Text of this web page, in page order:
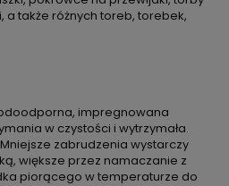
a także różnych toreb, torebek,
impregnowana
w czystości i wytrzymała.
zabrudzenia wystarczy
większe przez namaczanie z
piorącego w temperaturze do